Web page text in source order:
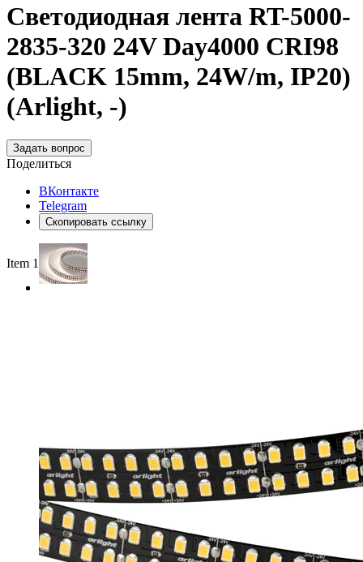
Светодиодная лента RT-5000-
2835-320 24V Day4000 CRI98
(BLACK 15mm, 24W/m, IP20)
(Arlight, -)
Задать вопрос
Поделиться
ВКонтакте
Telegram
Скопировать ссылку
Item 1 of 2